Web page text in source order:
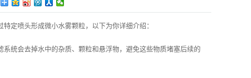
定喷头形成微小水雾颗粒，以下为你详细介绍：
系统会去掉水中的杂质、颗粒和悬浮物，避免这些物质堵塞后续的